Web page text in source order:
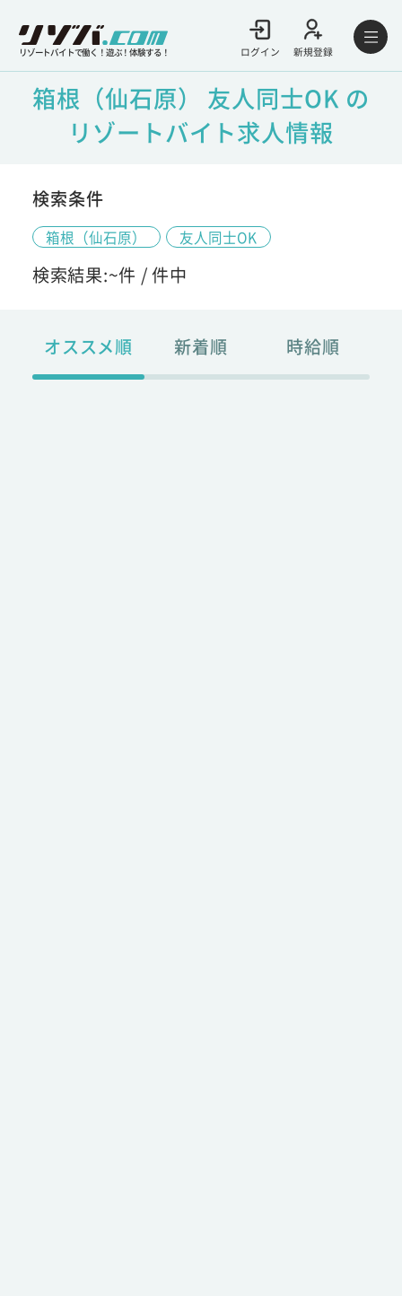
リゾートバイトで働く！遊ぶ！体験する！ ログイン 新規登録
箱根（仙石原） 友人同士OK の
リゾートバイト求人情報
検索条件
箱根（仙石原） 友人同士OK
検索結果:~件 /件中
オススメ順 新着順 時給順